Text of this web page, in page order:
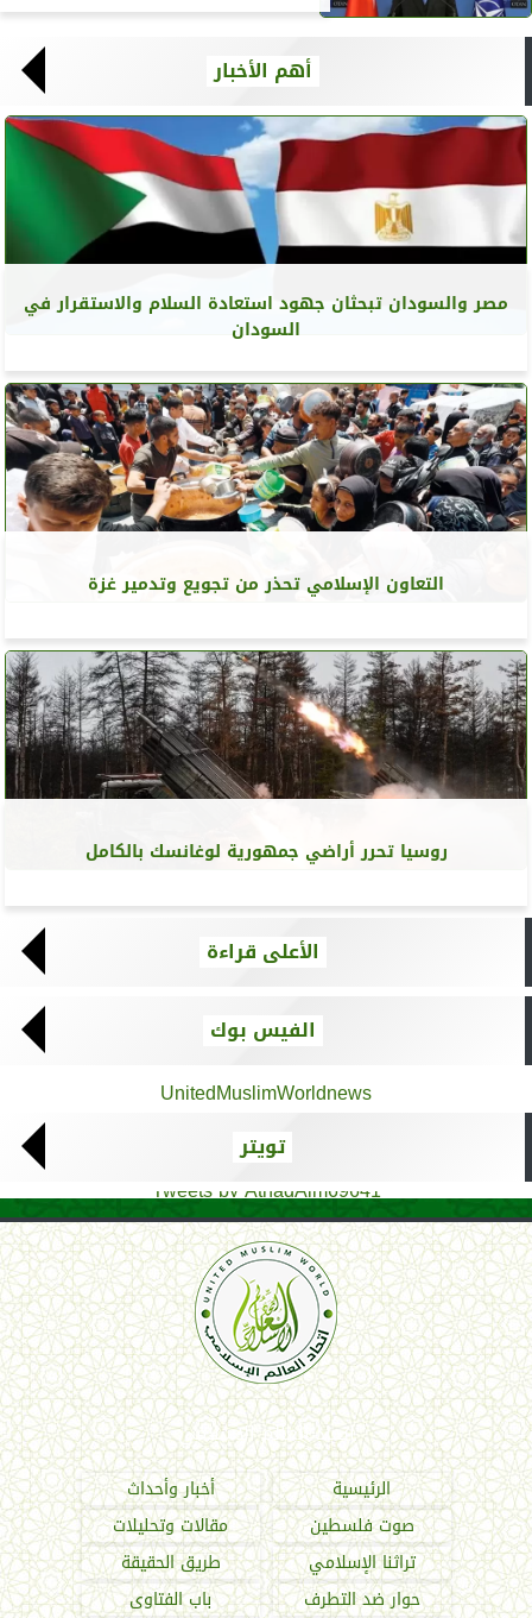
أهم الأخبار
مصر والسودان تبحثان جهود استعادة السلام والاستقرار في
السودان
التعاون الإسلامي تحذر من تجويع وتدمير غزة
روسيا تحرر أراضي جمهورية لوغانسك بالكامل
الأعلى قراءة
الفيس بوك
UnitedMuslimWorldnews
تويتر
Tweets by AthadAlm69641
اتحاد العالم الإسلامي
الرئيسية
أخبار وأحداث
صوت فلسطين
مقالات وتحليلات
تراثنا الإسلامي
طريق الحقيقة
حوار ضد التطرف
باب الفتاوى